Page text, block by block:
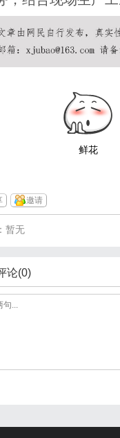
鲜花
邀请
暂无
论(0)